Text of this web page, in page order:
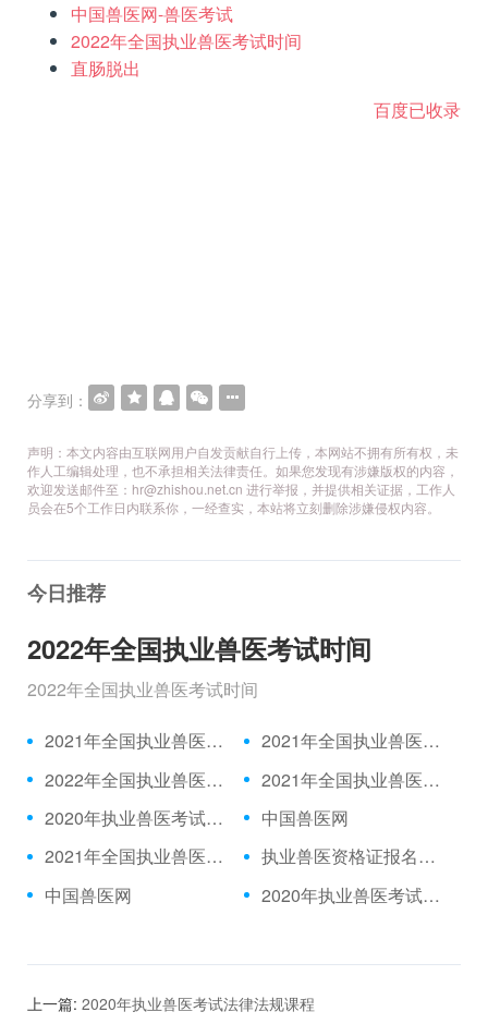
中国兽医网-兽医考试
2022年全国执业兽医考试时间
直肠脱出
百度已收录
分享到：
声明：本文内容由互联网用户自发贡献自行上传，本网站不拥有所有权，未
作人工编辑处理，也不承担相关法律责任。如果您发现有涉嫌版权的内容，
欢迎发送邮件至：hr@zhishou.net.cn 进行举报，并提供相关证据，工作人
员会在5个工作日内联系你，一经查实，本站将立刻删除涉嫌侵权内容。
今日推荐
2022年全国执业兽医考试时间
2022年全国执业兽医考试时间
2021年全国执业兽医资格考试成绩公布时间、合格分数线
2021年全国执业兽医资格考试真题
2022年全国执业兽医考试时间
2021年全国执业兽医考试报名时间
2020年执业兽医考试题目|2021年执业兽医中国兽医网官网
中国兽医网
2021年全国执业兽医考试报名入口
执业兽医资格证报名入口|中国兽医网
中国兽医网
2020年执业兽医考试推迟|执业兽医考试网
上一篇: 2020年执业兽医考试法律法规课程